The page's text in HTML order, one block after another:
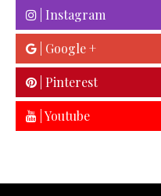
| Instagram
| Google +
| Pinterest
| Youtube